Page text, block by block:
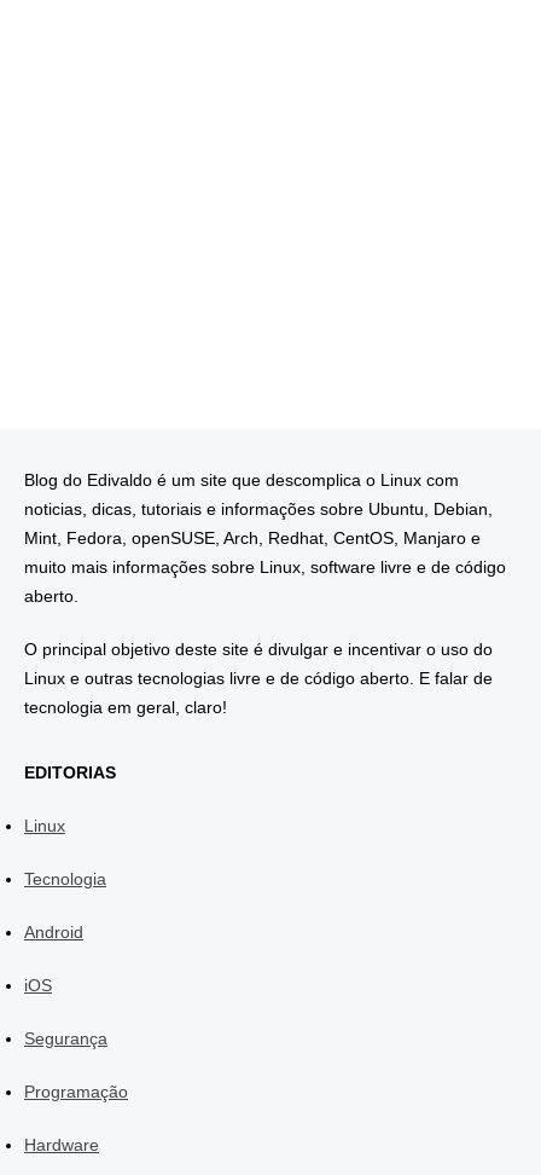
Blog do Edivaldo é um site que descomplica o Linux com
noticias, dicas, tutoriais e informações sobre Ubuntu, Debian,
Mint, Fedora, openSUSE, Arch, Redhat, CentOS, Manjaro e
muito mais informações sobre Linux, software livre e de código
aberto.
O principal objetivo deste site é divulgar e incentivar o uso do
Linux e outras tecnologias livre e de código aberto. E falar de
tecnologia em geral, claro!
EDITORIAS
Linux
Tecnologia
Android
iOS
Segurança
Programação
Hardware